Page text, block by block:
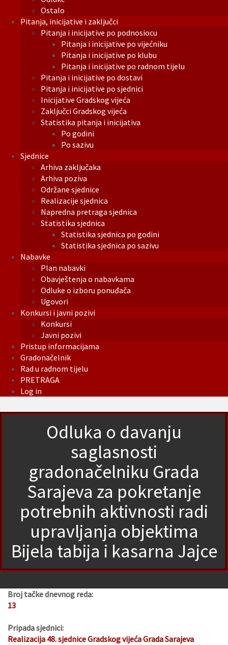
Ostalo
Pitanja, inicijative i zaključci
Pitanja i inicijative po podnosiocu
Pitanja i inicijative po vijećniku
Pitanja i inicijative po klubu
Pitanja i inicijative po radnom tijelu
Pitanja i inicijative po dostavi
Pitanja i inicijative po sjednici
Inicijative Gradskog vijeća
Zaključci Gradskog vijeća
Statistika pitanja i inicijativa
Po godini
Po sazivu
Sjednice
Arhiva zaključaka
Arhiva poziva
Održane sjednice
Realizacije sjednica
Napredna pretraga sjednica
Statistika sjednica
Statistika sjednica po godini
Statistika sjednica po sazivu
Nabavke
Plan nabavki
Obavještenja o nabavkama
Odluke o izboru ponuđača
Ugovori
Konkursi i javni pozivi
Konkursi
Javni pozivi
Pristup informacijama
Gradonačelnik
Rad u radnom tijelu
PRETRAGA
Log in
Odluka o davanju
saglasnosti
gradonačelniku Grada
Sarajeva za pokretanje
potrebnih aktivnosti radi
upravljanja objektima
Bijela tabija i kasarna Jajce
Broj tačke dnevnog reda:
13
Pripada sjednici:
Realizacija 48. sjednice Gradskog vijeća Grada Sarajeva